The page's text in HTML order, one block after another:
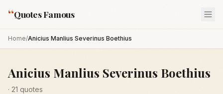
“Quotes Famous
Home/Anicius Manlius Severinus Boethius
Anicius Manlius Severinus Boethius
· 21 quotes